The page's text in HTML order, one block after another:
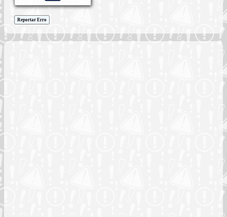
Reportar Erro